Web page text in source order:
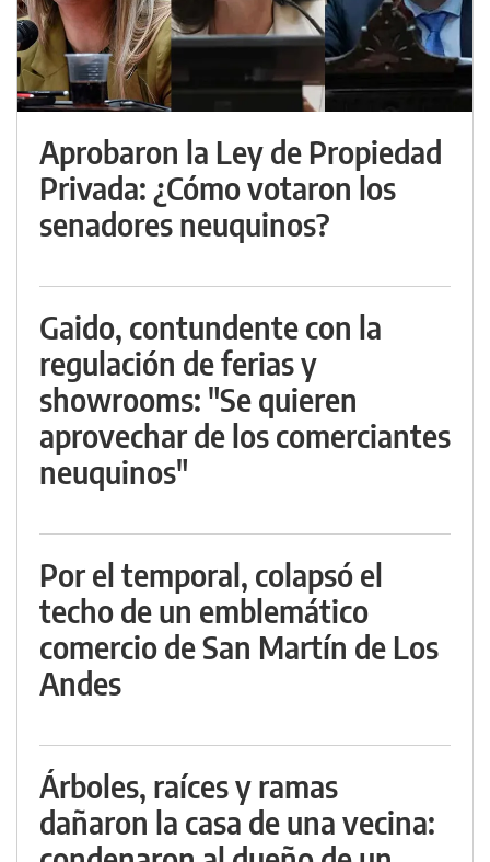
Aprobaron la Ley de Propiedad
Privada: ¿Cómo votaron los
senadores neuquinos?
Gaido, contundente con la
regulación de ferias y
showrooms: "Se quieren
aprovechar de los comerciantes
neuquinos"
Por el temporal, colapsó el
techo de un emblemático
comercio de San Martín de Los
Andes
Árboles, raíces y ramas
dañaron la casa de una vecina: